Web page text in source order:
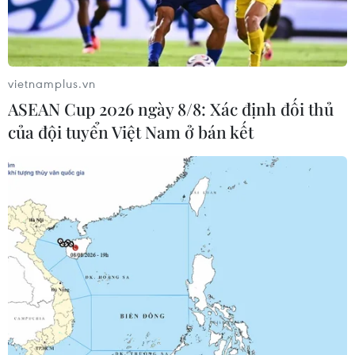
thông tin sau một nhịp
phục hồi
08/08/2026 08:04
carbon rừng
08/08/2026 06:50
triệu USD vì World Cup
2026
08/08/2026 06:43
Chủ tịch Quốc hội Trần
Thanh Mẫn: Khẳng định
vai trò nòng cốt trong đấu
tranh phòng, chống tham
nhũng, tội phạm kinh tế
08/08/2026 05:02
vietnamplus.vn
ASEAN Cup 2026 ngày 8/8: Xác định đối thủ
của đội tuyển Việt Nam ở bán kết